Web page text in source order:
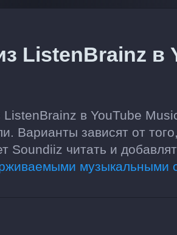
ListenBrainz в
в YouTube
Варианты зависят от
Soundiiz читать и
музыкальными